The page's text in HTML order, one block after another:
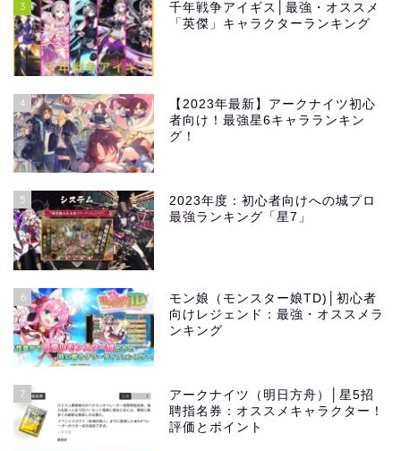
3
千年戦争アイギス│最強・オススメ
「英傑」キャラクターランキング
4
【2023年最新】アークナイツ初心
者向け！最強星6キャラランキン
グ！
5
2023年度：初心者向けへの城プロ
最強ランキング「星7」
6
モン娘（モンスター娘TD)│初心者
向けレジェンド：最強・オススメラ
ンキング
7
アークナイツ（明日方舟）│星5招
聘指名券：オススメキャラクター！
評価とポイント